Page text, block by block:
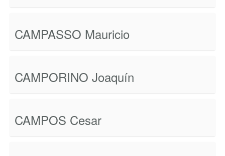
CAMPASSO Mauricio
CAMPORINO Joaquín
CAMPOS Cesar